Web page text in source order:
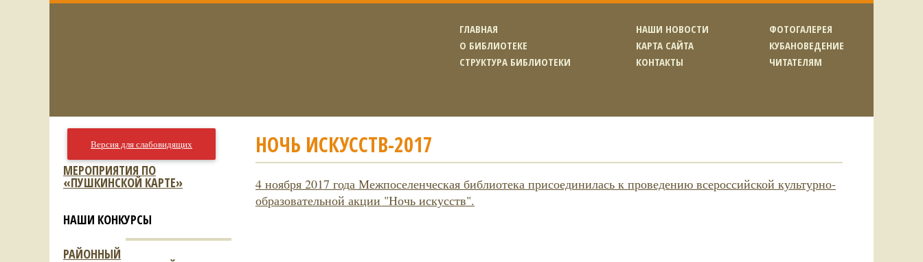
ГЛАВНАЯ
О БИБЛИОТЕКЕ
СТРУКТУРА БИБЛИОТЕКИ
НАШИ НОВОСТИ
КАРТА САЙТА
КОНТАКТЫ
ФОТОГАЛЕРЕЯ
КУБАНОВЕДЕНИЕ
ЧИТАТЕЛЯМ
НОЧЬ ИСКУССТВ-2017
4 ноября 2017 года Межпоселенческая библиотека присоединилась к проведению всероссийской культурно-
образовательной акции "Ночь искусств".
Версия для слабовидящих
МЕРОПРИЯТИЯ ПО
«ПУШКИНСКОЙ КАРТЕ»
НАШИ КОНКУРСЫ
РАЙОННЫЙ